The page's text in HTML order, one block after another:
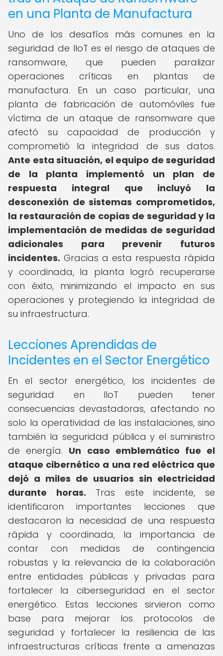
en una Planta de Manufactura
Uno de los desafíos más comunes en la
seguridad de IIoT es el riesgo de ataques de
ransomware, que pueden paralizar
operaciones críticas en plantas de
manufactura. En un caso particular, una
planta de fabricación de automóviles fue
víctima de un ataque de ransomware que
afectó su capacidad de producción y
comprometió la integridad de sus datos.
Ante esta situación, el equipo de seguridad
de la planta implementó un plan de
respuesta integral que incluyó la
desconexión de sistemas comprometidos,
la restauración de copias de seguridad y la
implementación de medidas de seguridad
adicionales para prevenir futuros
incidentes. Gracias a esta respuesta rápida
y coordinada, la planta logró recuperarse
con éxito, minimizando el impacto en sus
operaciones y protegiendo la integridad de
su infraestructura.
Lecciones Aprendidas de
Incidentes en el Sector Energético
En el sector energético, los incidentes de
seguridad en IIoT pueden tener
consecuencias devastadoras, afectando no
solo la operatividad de las instalaciones, sino
también la seguridad pública y el suministro
de energía. Un caso emblemático fue el
ataque cibernético a una red eléctrica que
dejó a miles de usuarios sin electricidad
durante horas. Tras este incidente, se
identificaron importantes lecciones que
destacaron la necesidad de una respuesta
rápida y coordinada, la importancia de
contar con medidas de contingencia
robustas y la relevancia de la colaboración
entre entidades públicas y privadas para
fortalecer la ciberseguridad en el sector
energético. Estas lecciones sirvieron como
base para mejorar los protocolos de
seguridad y fortalecer la resiliencia de las
infraestructuras críticas frente a amenazas